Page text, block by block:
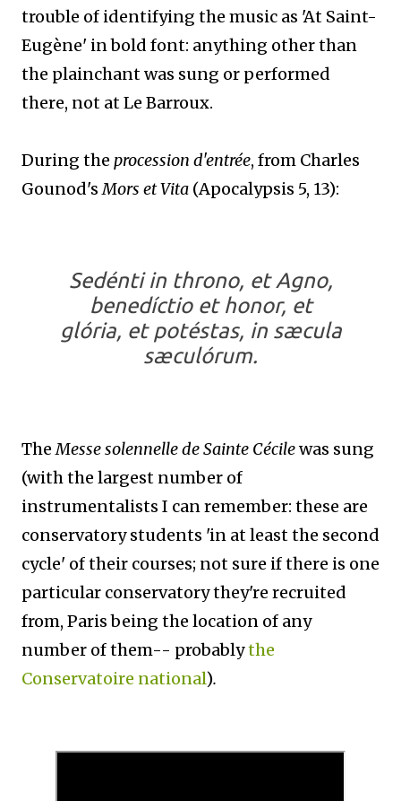
trouble of identifying the music as 'At Saint-
Eugène' in bold font: anything other than
the plainchant was sung or performed
there, not at Le Barroux.
During the procession d'entrée, from Charles
Gounod's Mors et Vita (Apocalypsis 5, 13):
Sedénti in throno, et Agno,
benedíctio et honor, et
glória, et potéstas, in sæcula
sæculórum.
The Messe solennelle de Sainte Cécilewas sung
(with the largest number of
instrumentalists I can remember: these are
conservatory students 'in at least the second
cycle' of their courses; not sure if there is one
particular conservatory they're recruited
from, Paris being the location of any
number of them-- probablythe
Conservatoire national).